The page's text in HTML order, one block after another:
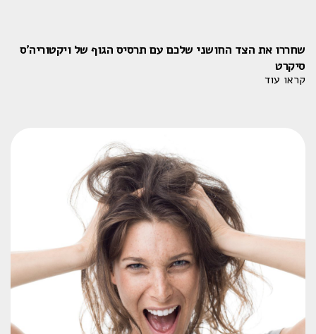
שחררו את הצד החושני שלכם עם תרסיס הגוף של ויקטוריה'ס
סיקרט
קראו עוד